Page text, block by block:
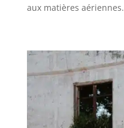
aux matières aériennes.